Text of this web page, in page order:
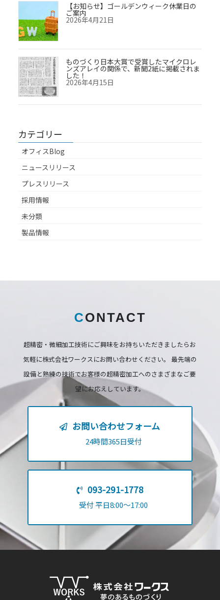
【お知らせ】ゴールデンウィーク休業日の
ご案内
2026年4月21日
ものづくり日本大賞で受賞したマイクロレ
ンズアレイの関係で、新聞2紙に掲載されま
した！
2026年4月15日
カテゴリー
オフィスBlog
ニュースリリース
プレスリリース
採用情報
未分類
製品情報
CONTACT
超精密・微細加工技術にご興味をお持ちいただきましたらお
気軽に株式会社ワークスにお問い合わせください。
最先端の
設備と熟練の技術でお客様の超精密加工へのさまざまなご要
望にお応えしています。
お問い合わせフォーム
24時間365日受付
093-291-1778
受付 平日8:00～17:00